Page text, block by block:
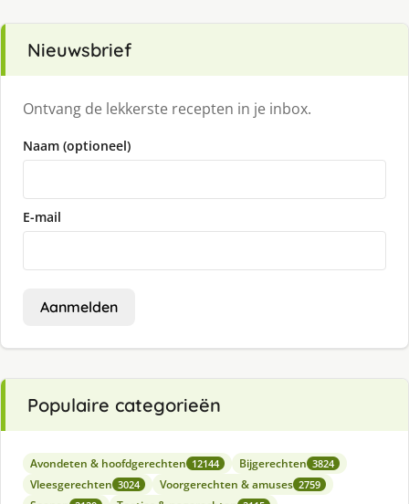
Nieuwsbrief
Ontvang de lekkerste recepten in je inbox.
Naam (optioneel)
E-mail
Aanmelden
Populaire categorieën
Avondeten & hoofdgerechten 12144 Bijgerechten 3824
Vleesgerechten 3024 Voorgerechten & amuses 2759